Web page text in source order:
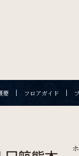
要 フロアガイド